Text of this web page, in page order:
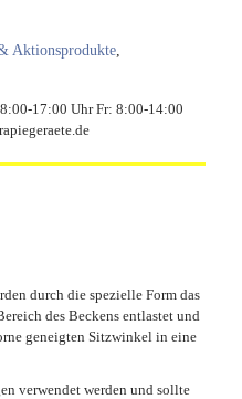
Aktionsprodukte,
17:00 Uhr Fr: 8:00-14:00
durch die spezielle Form das
des Beckens entlastet und
geneigten Sitzwinkel in eine
verwendet werden und sollte